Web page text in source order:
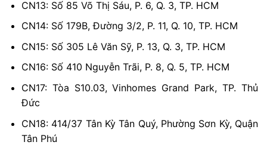
CN13: Số 85 Võ Thị Sáu, P. 6, Q. 3, TP. HCM
CN14: Số 179B, Đường 3/2, P. 11, Q. 10, TP. HCM
CN15: Số 305 Lê Văn Sỹ, P. 13, Q. 3, TP. HCM
CN16: Số 410 Nguyễn Trãi, P. 8, Q. 5, TP. HCM
CN17: Tòa S10.03, Vinhomes Grand Park, TP. Thủ
Đức
CN18: 414/37 Tân Kỳ Tân Quý, Phường Sơn Kỳ, Quận
Tân Phú